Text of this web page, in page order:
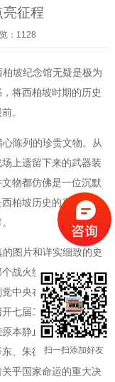
征程
：1128
坡纪念馆无疑是极为
将西柏坡时期的历史
。
陈列的珍贵文物。从
上遗留下来的武器装
物都仿佛是一位沉默
柏坡历史的直接见证
图片和详实细致的史
战火纷飞却又激情澎
中央在西柏坡指挥三
七届二中全会的深远
本静止的图片和文字
、朱德等老一辈革命
乎国家命运的重大决
扫一扫添加好友